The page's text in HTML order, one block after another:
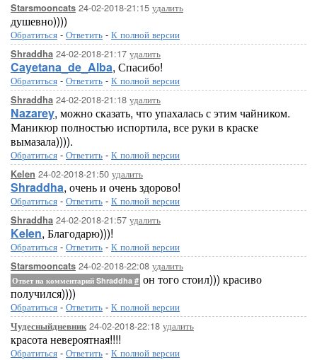
Starsmooncats 24-02-2018-21:15 удалить
душевно))))
Обратиться - Ответить - К полной версии
Shraddha 24-02-2018-21:17 удалить
Cayetana_de_Alba, Спасибо!
Обратиться - Ответить - К полной версии
Shraddha 24-02-2018-21:18 удалить
Nazarey, можно сказать, что упахалась с этим чайником.
Маникюр полностью испортила, все руки в краске
вымазала)))).
Обратиться - Ответить - К полной версии
Kelen 24-02-2018-21:50 удалить
Shraddha, очень и очень здорово!
Обратиться - Ответить - К полной версии
Shraddha 24-02-2018-21:57 удалить
Kelen, Благодарю)))!
Обратиться - Ответить - К полной версии
Starsmooncats 24-02-2018-22:08 удалить
Ответ на комментарий Shraddha # он того стоил))) красиво
получился))))
Обратиться - Ответить - К полной версии
Чудесныйдневник24-02-2018-22:18 удалить
красота невероятная!!!!
Обратиться - Ответить - К полной версии